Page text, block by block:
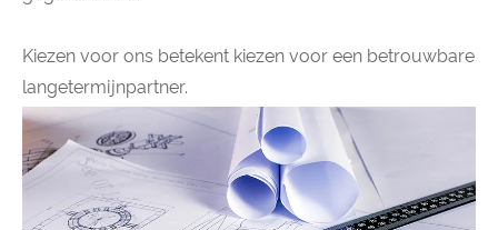
Kiezen voor ons betekent kiezen voor een betrouwbare
langetermijnpartner.